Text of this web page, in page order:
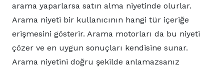
arama yaparlarsa satın alma niyetinde olurlar.
Arama niyeti bir kullanıcının hangi tür içeriğe
erişmesini gösterir. Arama motorları da bu niyeti
çözer ve en uygun sonuçları kendisine sunar.
Arama niyetini doğru şekilde anlamazsanız